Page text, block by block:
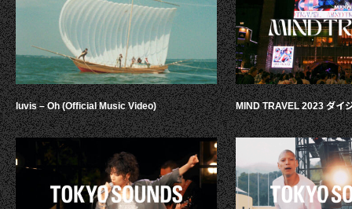
luvis – Oh (Official Music Video) MIND TRAVEL 2023 ダイ